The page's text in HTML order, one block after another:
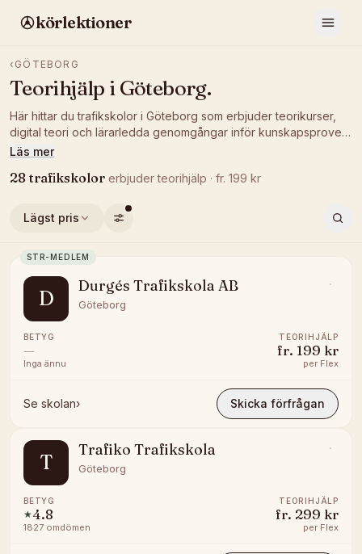
körlektioner
‹ GÖTEBORG
Teorihjälp iGöteborg.
Här hittar du trafikskolor i Göteborg som erbjuder teorikurser,
digital teori och lärarledda genomgångar inför kunskapsprovet.
Jämför pris och betyg och plugga på det sätt som passar dig.
Läs mer
28 trafikskolor erbjuderteorihjälp · fr. 199 kr
Lägst pris
STR-MEDLEM
D
Durgés Trafikskola AB
Göteborg
BETYG
—
Inga ännu
TEORIHJÄLP
fr. 199 kr
per Flex
Se skolan› Skicka förfrågan
T
Trafiko Trafikskola
Göteborg
BETYG
★4.8
1827 omdömen
TEORIHJÄLP
fr. 299 kr
per Flex